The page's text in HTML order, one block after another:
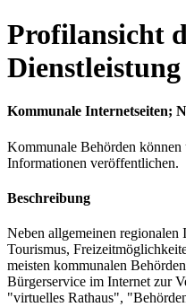
Profilansicht
Dienstleistung
Kommunale Internetseiten;
Kommunale Behörden können
Informationen veröffentlichen.
Beschreibung
Neben allgemeinen
Tourismus,
meisten kommunalen
Bürgerservice im Internet zur
"virtuelles Rathaus",